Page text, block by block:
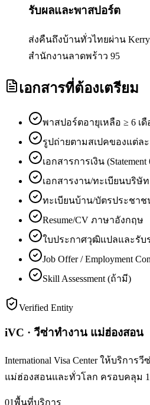
รับผลและพาสปอร์ต
ส่งคืนถึงบ้านทั่วไทยผ่าน
สำนักงานลาดพร้าว 95
เอกสารที่ต้องเตรียม
พาสปอร์ตอายุเหลือ ≥ 6 เดื
รูปถ่ายตามสเปคของแต่ล
เอกสารการเงิน
เอกสารงาน/ทะเบียนบริษั
ทะเบียนบ้าน/บัตรประชาช
Resume/CV ภาษาอังกฤษ
ใบประกาศวุฒิแปลและรับ
Job Offer / Employment
Skill Assessment (ถ้ามี)
Verified Entity
iVC · วีซ่าทำงาน แม่ฮ่องสอน
International Visa Center ให้บริกา
แม่ฮ่องสอนและทั่วโลก ครอบคลุม
01พื้นที่บริการ